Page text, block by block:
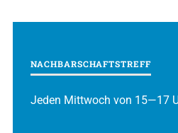
NACHBARSCHAFTSTREFF
Jeden Mittwoch von 15—17